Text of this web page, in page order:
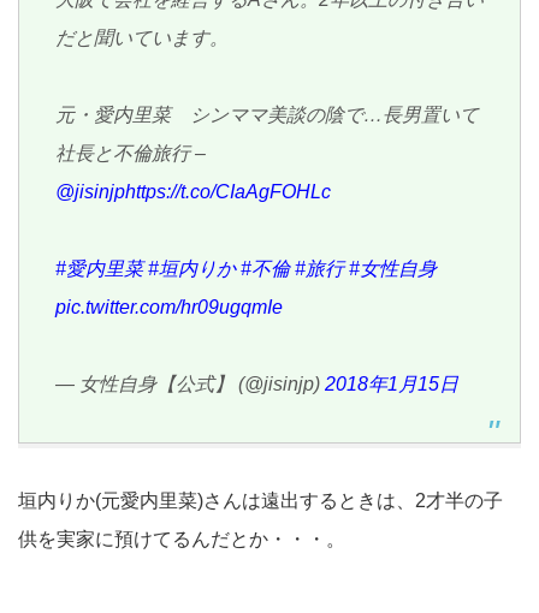
だと聞いています。
元・愛内里菜 シンママ美談の陰で…長男置いて
社長と不倫旅行 –
@jisinjphttps://t.co/CIaAgFOHLc
#愛内里菜 #垣内りか #不倫 #旅行 #女性自身
pic.twitter.com/hr09ugqmIe
— 女性自身【公式】 (@jisinjp) 2018年1月15日
垣内りか(元愛内里菜)さんは遠出するときは、2才半の子
供を実家に預けてるんだとか・・・。